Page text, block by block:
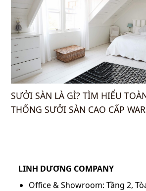
SƯỞI SÀN LÀ GÌ? TÌM HIỂU
THỐNG SƯỞI SÀN CAO CẤP
LINH DƯƠNG COMPANY
Office & Showroom: Tầng 2,